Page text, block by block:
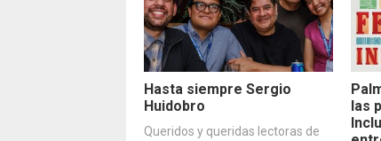
Hasta siempre Sergio
Huidobro
Queridos y queridas lectoras de
las